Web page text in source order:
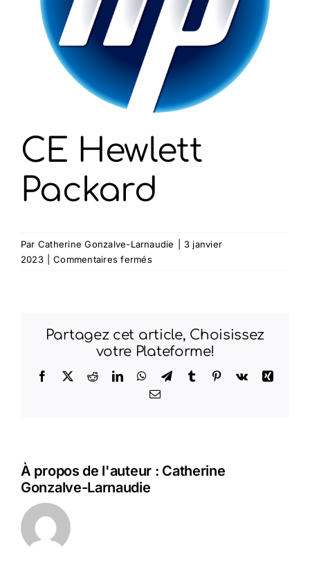
CE Hewlett
Packard
Par Catherine Gonzalve-Larnaudie
3 janvier
2023
Commentaires ferméssur
Partagez cet article, Choisissez
votre Plateforme!
Facebook
X RedditLinkedInWhatsApp
TelegramTumblr Pinterest
Vk
Xing
Email
À propos de l'auteur : Catherine
Gonzalve-Larnaudie